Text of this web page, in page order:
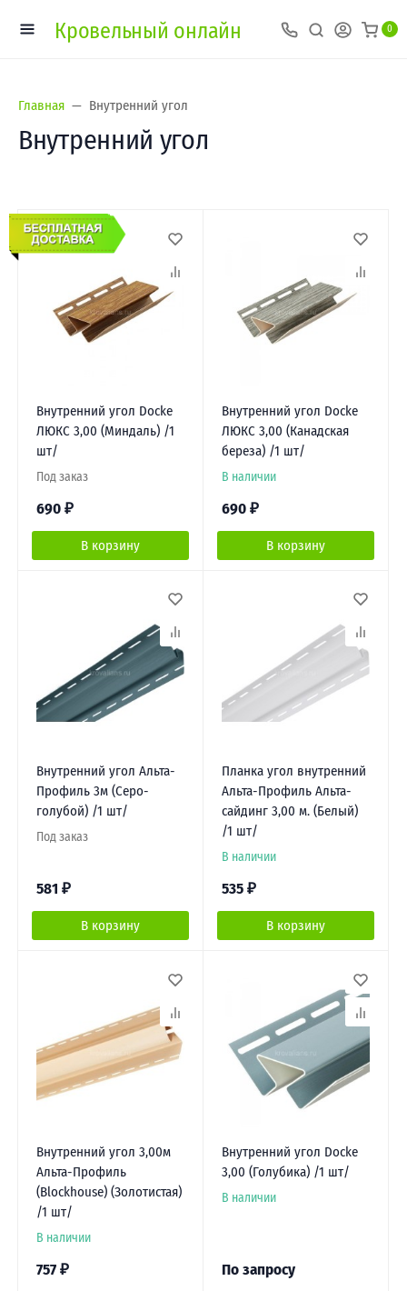
Кровельный онлайн 0
Главная Внутренний угол
Внутренний угол
Внутренний угол Docke
ЛЮКС 3,00 (Миндаль) /1
шт/
Под заказ
690 ₽
В корзину
Внутренний угол Docke
ЛЮКС 3,00 (Канадская
береза) /1 шт/
В наличии
690 ₽
В корзину
Внутренний угол Альта-
Профиль 3м (Серо-
голубой) /1 шт/
Под заказ
581 ₽
В корзину
Планка угол внутренний
Альта-Профиль Альта-
сайдинг 3,00 м. (Белый)
/1 шт/
В наличии
535 ₽
В корзину
Внутренний угол 3,00м
Альта-Профиль
(Blockhouse) (Золотистая)
/1 шт/
В наличии
757 ₽
Внутренний угол Docke
3,00 (Голубика) /1 шт/
В наличии
По запросу